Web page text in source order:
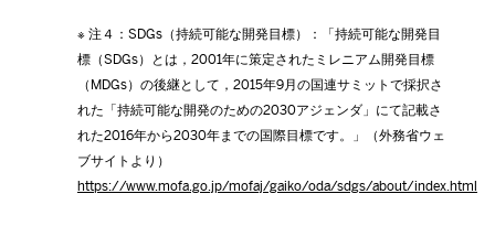
※ 注４：SDGs（持続可能な開発目標）：「持続可能な開発目
標（SDGs）とは，2001年に策定されたミレニアム開発目標
（MDGs）の後継として，2015年9月の国連サミットで採択さ
れた「持続可能な開発のための2030アジェンダ」にて記載さ
れた2016年から2030年までの国際目標です。」（外務省ウェ
ブサイトより）
https://www.mofa.go.jp/mofaj/gaiko/oda/sdgs/about/index.html